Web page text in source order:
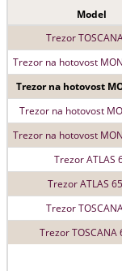
Model
Trezor
Trezor na hotovost
Trezor na hotovost
Trezor na hotovost
Trezor na hotovost
Trezor ATLAS
Trezor ATLAS
Trezor
Trezor TOSCANA